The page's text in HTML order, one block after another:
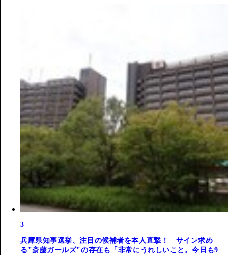
3
兵庫県知事選挙、注目の候補者を本人直撃！ サイン求め
る"斎藤ガールズ"の存在も「非常にうれしいこと。今日も9